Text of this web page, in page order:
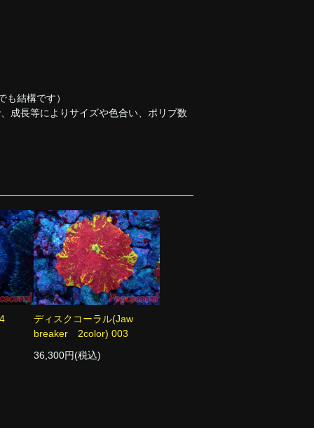
結構です）
成長等によりサイズや色合い、ポリプ数
ディスクコーラル(Jaw
breaker 2color) 003
36,300円(税込)